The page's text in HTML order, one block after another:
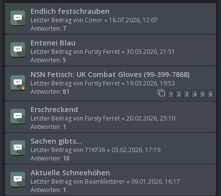
Endlich festschrauben
Letzter Beitrag von Conor « 18.07.2026, 12:07
Antworten: 7
Entenei Blau
Letzter Beitrag von Fursty Ferret « 30.03.2026, 21:51
Antworten: 5
NSN Fetisch: UK Combat Gloves (99-399-7868)
Letzter Beitrag von Fursty Ferret « 19.03.2026, 19:53
Antworten: 81 1 2 3 4 5 6
Erschreckend
Letzter Beitrag von Fursty Ferret « 20.02.2026, 23:10
Antworten: 1
Sachen gibts...
Letzter Beitrag von 71KF36 « 03.02.2026, 17:19
Antworten: 10
Aktuelle Schneehöhen
Letzter Beitrag von Baamkletterer « 09.01.2026, 16:17
Antworten: 1